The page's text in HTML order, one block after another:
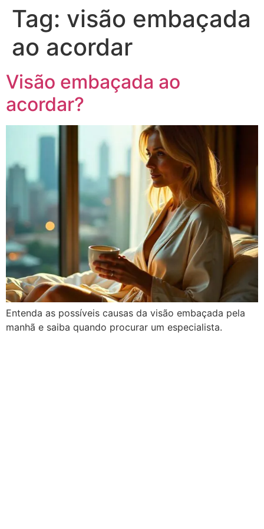
Tag: visão embaçada
ao acordar
Visão embaçada ao
acordar?
Entenda as possíveis causas da visão embaçada pela
manhã e saiba quando procurar um especialista.